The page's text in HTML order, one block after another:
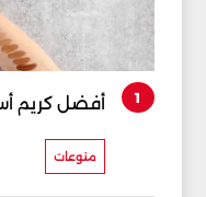
1 أفضل كريم
منوعات